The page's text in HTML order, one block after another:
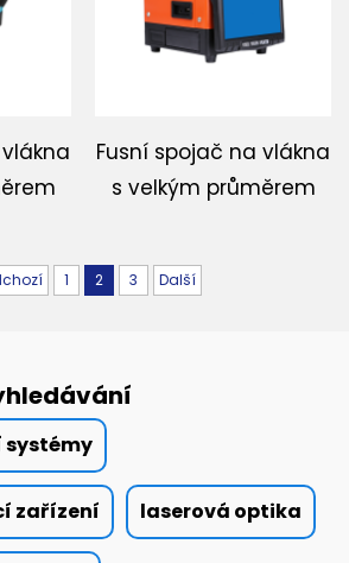
Fusní spojač na vlákna
s velkým průměrem
1 2 3 Další
systémy
zařízení laserová optika